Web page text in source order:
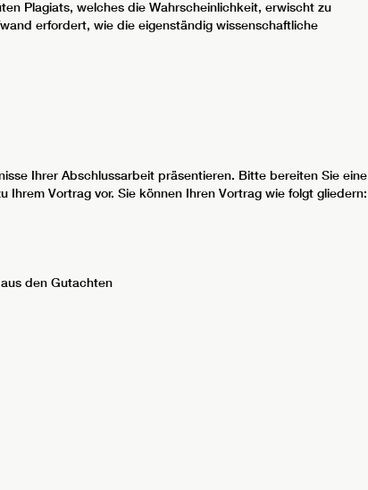
Plagiats, welches die Wahrscheinlichkeit, erwischt zu
erfordert, wie die eigenständig wissenschaftliche
Ihrer Abschlussarbeit präsentieren. Bitte bereiten Sie eine
Ihrem Vortrag vor. Sie können Ihren Vortrag wie folgt gliedern:
den Gutachten